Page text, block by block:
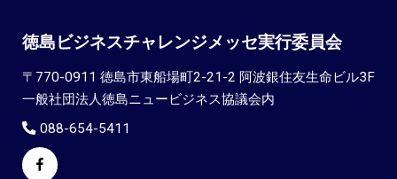
徳島ビジネスチャレンジメッセ実行委員会
〒770-0911 徳島市東船場町2-21-2 阿波銀住友生命ビル3F
一般社団法人徳島ニュービジネス協議会内
088-654-5411
Facebook